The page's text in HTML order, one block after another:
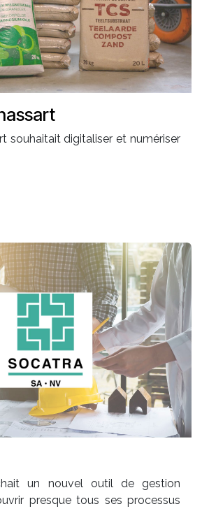
souhaitait digitaliser et numériser
un nouvel outil de gestion
presque tous ses processus